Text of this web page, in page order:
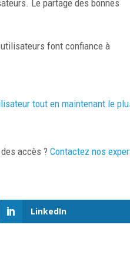
Le partage des bonnes
font confiance à
tout en maintenant le
accès ?Contactez nos
LinkedIn